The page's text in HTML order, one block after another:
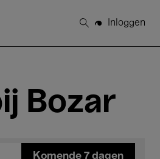
Zoeken
Inloggen
Bozar
Komende 7 dagen